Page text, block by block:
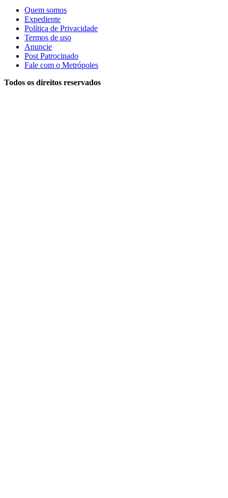
Quem somos
Expediente
Política de Privacidade
Termos de uso
Anuncie
Post Patrocinado
Fale com o Metrópoles
Todos os direitos reservados